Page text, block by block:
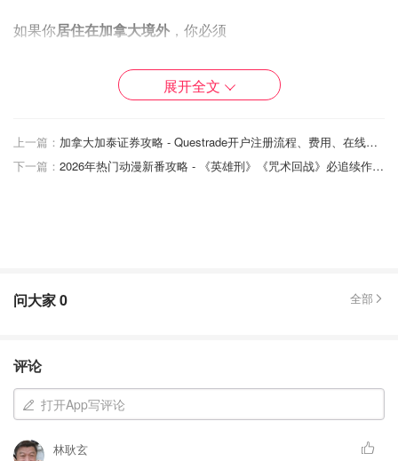
如果你居住在加拿大境外 ，你必须
年满 65 岁或以上
在离开加拿大前一天是加拿大公民或加拿大合法居民
养老金计算方法
了解有关老年保障金 (OAS) 支付金额的更多信息。
展开全文
上一篇：
加拿大加泰证券攻略 - Questrade开户注册流程、费用、在线交易方法，中文客服电话！
下一篇：
2026年热门动漫新番攻略 - 《英雄刑》《咒术回战》必追续作、新作盘点，黑马预测！
问大家0 全部
评论
打开App写评论
林耿玄